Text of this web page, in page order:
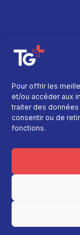
Pour offrir les
et/ou accéder aux
traiter des
consentir ou de
fonctions.